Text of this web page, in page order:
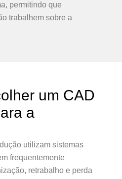
permitindo que
trabalhem sobre a
um CAD
a
utilizam sistemas
frequentemente
retrabalho e perda